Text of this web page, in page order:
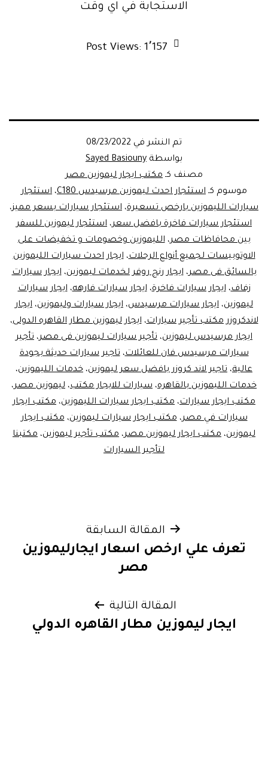
الاستجابة في اي وقت
Post Views: 1٬157
تم النشر في 08/23/2022
بواسطة Sayed Basiouny
مصنف كـ مكتب ايجار ليموزين مصر
موسوم كـ استئجار احدث ليموزين مرسيدس C180 ، استئجار
سيارات الليموزين بارخص تسعيرة، استئجار سيارات بسعر مميز،
استئجار سيارات فاخرة بافضل سعر، استئجار ليموزين للسفر
بين محافاظات مصر،الليموزين وخصومات و تخفيضات على
الاوتوبيسات لجميع أنواع الرحلات،ايجار احدث سيارات الليموزين
بالسائق فى مصر،ايجار رنج روفر لخدمات ليموزين،ايجار سيارات
زفاف،ايجار سيارات فاخرة،ايجار سيارات فارهه،ايجار سيارات
ليموزين، ايجار سيارات مرسيدس، ايجار سيارات وليموزين، ايجار
لاندكروزر مكتب تأجير سيارات،ايجار ليموزين مطار القاهره الدولى،
ايجار مرسيدس ليموزين، تأجير سيارات ليموزين فى مصر، تأجير
سيارات مرسيدس فان للعائلات،تاجير سيارات حديثة بجودة
عالية، تاجير لاند كروزر بافضل سعر ليموزين، خدمات الليموزين،
خدمات الليموزين بالقاهره، سيارات للايجار مكتب، ليموزين مصر،
مكتب ايجار سيارات، مكتب ايجار سيارات الليموزين، مكتب ايجار
سيارات في مصر،مكتب ايجار سيارات ليموزين،مكتب ايجار
ليموزين، مكتب ايجار ليموزين مصر، مكتب تأجير ليموزين، مكتبنا
لتأجير السيارات
المقالات
المقالة السابقة
تعرف علي ارخص اسعار ايجارليموزين
مصر
المقالة التالية
ايجار ليموزين مطار القاهره الدولي